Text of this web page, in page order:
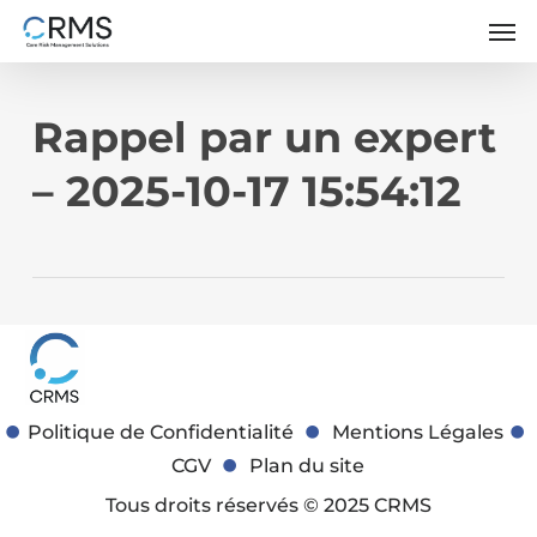
Skip
Rappel par un expert
– 2025-10-17 15:54:12
Politique de Confidentialité
Mentions Légales
CGV
Plan du site
Tous droits réservés © 2025 CRMS